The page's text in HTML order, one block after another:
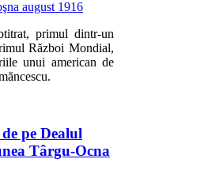
primul dintr-un
Război Mondial,
unui american de
pe Dealul
Târgu-Ocna